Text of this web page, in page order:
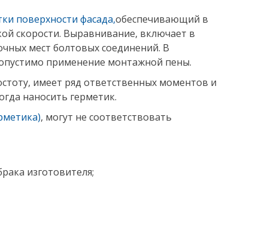
поверхности фасада,обеспечивающий в
скорости. Выравнивание, включает в
мест болтовых соединений. В
применение монтажной пены.
имеет ряд ответственных моментов и
наносить герметик.
, могут не соответствовать
изготовителя;